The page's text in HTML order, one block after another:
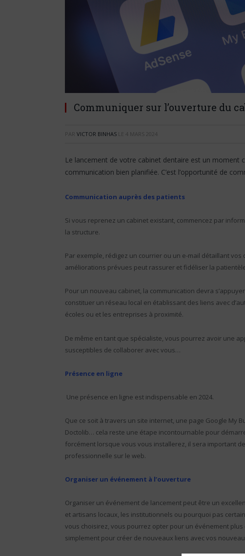
Communiquer sur l’ouverture du
PAR VICTOR BINHAS LE 4 MARS 2024
Le lancement de votre cabinet dentaire est un moment
communication bien planifiée. C’est l’opportunité de
Communication auprès des patients
Si vous reprenez un cabinet existant, commencez par
la structure.
Par exemple, rédigez un courrier ou un e-mail détaillant
améliorations prévues peut rassurer et fidéliser la
Pour un nouveau cabinet, la communication devra
constituer un réseau local en établissant des liens avec
écoles ou et les entreprises à proximité.
De même en tant que spécialiste, vous pourrez avoir une
susceptibles de collaborer avec vous…
Présence en ligne
Une présence en ligne est indispensable en 2024.
Que ce soit à travers un site internet, une page Google My
Doctolib… cela reste une étape incontournable pour
forcément lorsque vous vous installerez, il sera important
professionnelle sur le web.
Organiser un événement à l’ouverture
Organiser un événement de lancement peut être un
et artisans locaux, les institutionnels ou pourquoi pas
vous choisirez, vous pourrez opter pour un événement
simplement pour créer de nouveaux liens avec vos